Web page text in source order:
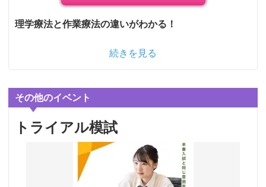
理学療法と作業療法の違いがわかる！
続きを見る
その他のイベント
トライアル模試